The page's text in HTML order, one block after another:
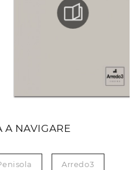
A NAVIGARE
Arredo3